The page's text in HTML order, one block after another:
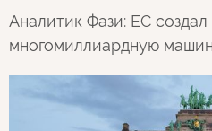
Аналитик Фази: ЕС
многомиллиардную